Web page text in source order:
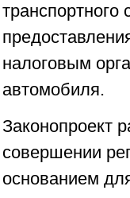
транспортного
налоговым
автомобиля.
Законопроект
совершении
основанием